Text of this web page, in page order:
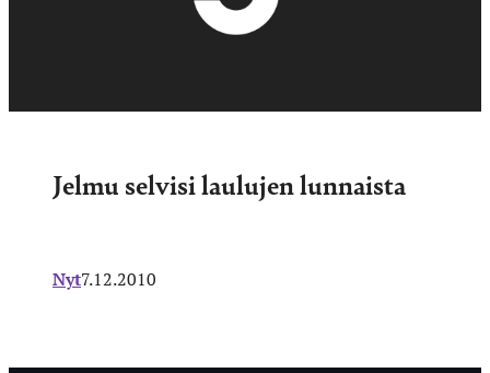
Jelmu selvisi laulujen lunnaista
Nyt7.12.2010